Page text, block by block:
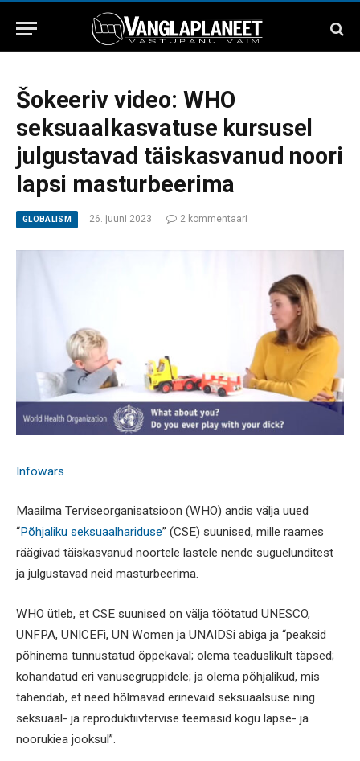
Šokeeriv video: WHO
seksuaalkasvatuse kursusel
julgustavad täiskasvanud noori
lapsi masturbeerima
GLOBALISM 26. juuni 2023 2 kommentaari
Infowars
Maailma Terviseorganisatsioon (WHO) andis välja uued
“Põhjaliku seksuaalhariduse” (CSE) suunised, mille raames
räägivad täiskasvanud noortele lastele nende suguelunditest
ja julgustavad neid masturbeerima.
WHO ütleb, et CSE suunised on välja töötatud UNESCO,
UNFPA, UNICEFi, UN Women ja UNAIDSi abiga ja “peaksid
põhinema tunnustatud õppekaval; olema teaduslikult täpsed;
kohandatud eri vanusegruppidele; ja olema põhjalikud, mis
tähendab, et need hõlmavad erinevaid seksuaalsuse ning
seksuaal- ja reproduktiivtervise teemasid kogu lapse- ja
noorukiea jooksul”.